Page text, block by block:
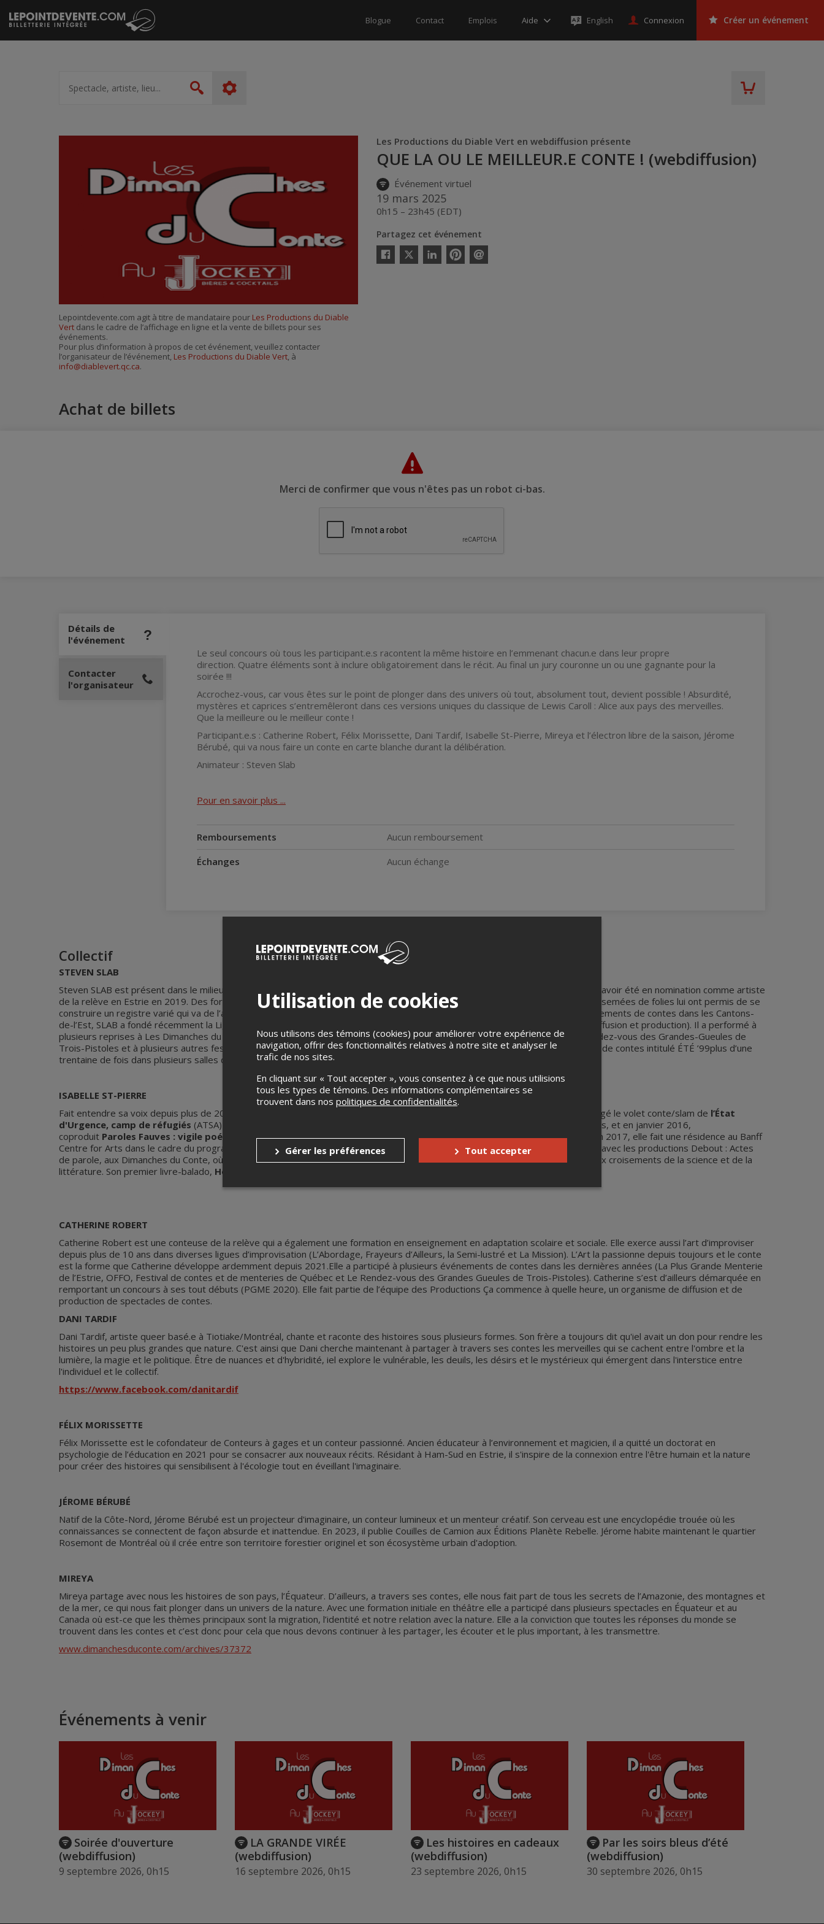
Passer
au
contenu
Blogue Contact Emplois Aide English Connexion Créer un événement
artiste,
lieu...
Rechercher
Les Productions du Diable Vert en webdiffusion présente
QUE LA OU LE MEILLEUR.E CONTE ! (webdiffusion)
Événement virtuel
19 mars 2025
0h15 – 23h45 (EDT)
Partagez cet événement
Facebook
Twitter
LinkedinPinterestEnvoyer
Lepointdevente.com agit à titre de mandataire pour Les Productions du Diable
Vert dans le cadre de l’affichage en ligne et la vente de billets pour ses
événements.
Pour plus d’information à propos de cet événement, veuillez contacter
l’organisateur de l’événement, Les Productions du Diable Vert, à
info@diablevert.qc.ca.
Achat de billets
Merci de confirmer que vous n'êtes pas un robot ci-bas.
Détails de
l'événement
Le seul concours où tous les participant.e.s racontent la même histoire en l’emmenant chacun.e dans leur propre
direction. Quatre éléments sont à inclure obligatoirement dans le récit. Au final un jury couronne un ou une gagnante pour la
soirée !!!
Accrochez-vous, car vous êtes sur le point de plonger dans des univers où tout, absolument tout, devient possible ! Absurdité,
mystères et caprices s’entremêleront dans ces versions uniques du classique de Lewis Caroll : Alice aux pays des merveilles.
Que la meilleure ou le meilleur conte !
Participant.e.s : Catherine Robert, Félix Morissette, Dani Tardif, Isabelle St-Pierre, Mireya et l’électron libre de la saison, Jérome
Bérubé, qui va nous faire un conte en carte blanche durant la délibération.
Animateur : Steven Slab
Pour en savoir plus ...
Remboursements
Aucun remboursement
Échanges
Aucun échange
Contacter
l'organisateur
Collectif
STEVEN SLAB
Steven SLAB est présent dans le milieu du conte depuis 2016. Il a déjà remporté plusieurs concours à titre de conteur, en plus d’avoir été en nomination comme artiste
de la relève en Estrie en 2019. Des formations pratiques avec des légendes du milieu, du mentorat et plusieurs expériences parsemées de folies lui ont permis de se
construire un registre varié qui va de l’anecdote éclatée au conte traditionnel d’ici et d’ailleurs. Organisateur et animateur d’évènements de contes dans les Cantons-
de-l’Est, SLAB a fondé récemment la Ligue Mondiale de la Menterie et les Productions Ça commence à quelle heure (OBNL de diffusion et production). Il a performé à
plusieurs reprises à Les Dimanches du conte de Montréal, au Festilou (Festival de contes pour la jeunesse) de Montréal, au Rendez-vous des Grandes-Gueules de
Trois-Pistoles et à plusieurs autres festivals des arts de la parole dans la province. SLAB a aussi présenté son dernier spectacle de contes intitulé ÉTÉ ’99plus d’une
trentaine de fois dans plusieurs salles de spectacle à travers le Québec.
ISABELLE ST-PIERRE
Fait entendre sa voix depuis plus de 20 ans (poésie, slam, conte) au Canada et en France. Artiste engagée, elle a notamment dirigé le volet conte/slam de l’État
d'Urgence, camp de réfugiés (ATSA) de 2005 à 2010, invitant plus d’une vingtaine d’artistes et donnant la parole aux sans-abris, et en janvier 2016,
coproduit Paroles Fauves : vigile poétique contre la violence faite aux femmes autochtones,à la librairie Port de Tête
En 2017, elle fait une résidence au Banff
Centre for Arts dans le cadre du programme de
Spoken Word. Depuis 2018, elle dirige la série desCabarets Poésie All-Star
, avec les productions Debout : Actes
de parole, aux Dimanches du Conte, où on l’a consacréeÉlectron Librede la saison 2022-2023 et s’intéresse de plus en plus aux croisements de la science et de la
littérature. Son premier livre-balado, Hôtel Matagami
CATHERINE ROBERT
Catherine Robert est une conteuse de la relève qui a également une formation en enseignement en adaptation scolaire et sociale. Elle exerce aussi l’art d’improviser
depuis plus de 10 ans dans diverses ligues d’improvisation (L’Abordage, Frayeurs d’Ailleurs, la Semi-lustré et La Mission). L’Art la passionne depuis toujours et le conte
est la forme que Catherine développe ardemment depuis 2021.Elle a participé à plusieurs événements de contes dans les dernières années (La Plus Grande Menterie
de l’Estrie, OFFO, Festival de contes et de menteries de Québec et Le Rendez-vous des Grandes Gueules de Trois-Pistoles). Catherine s’est d’ailleurs démarquée en
remportant un concours à ses tout débuts (PGME 2020). Elle fait partie de l’équipe des Productions Ça commence à quelle heure, un organisme de diffusion et de
production de spectacles de contes.
DANI TARDIF
Dani Tardif, artiste queer basé.e à Tiotiake/Montréal, chante et raconte des histoires sous plusieurs formes. Son frère a toujours dit qu'iel avait un don pour rendre les
histoires un peu plus grandes que nature. C'est ainsi que Dani cherche maintenant à partager à travers ses contes les merveilles qui se cachent entre l'ombre et la
lumière, la magie et le politique. Être de nuances et d'hybridité, iel explore le vulnérable, les deuils, les désirs et le mystérieux qui émergent dans l'interstice entre
l'individuel et le collectif.
https://www.facebook.com/danitardif
FÉLIX MORISSETTE
Félix Morissette est le cofondateur de Conteurs à gages et un conteur passionné. Ancien éducateur à l’environnement et magicien, il a quitté un doctorat en
psychologie de l’éducation en 2021 pour se consacrer aux nouveaux récits. Résidant à Ham-Sud en Estrie, il s'inspire de la connexion entre l'être humain et la nature
pour créer des histoires qui sensibilisent à l'écologie tout en éveillant l'imaginaire.
JÉROME BÉRUBÉ
Natif de la Côte-Nord, Jérome Bérubé est un projecteur d'imaginaire, un conteur lumineux et un menteur créatif. Son cerveau est une encyclopédie trouée où les
connaissances se connectent de façon absurde et inattendue. En 2023, il publie Couilles de Camion aux Éditions Planète Rebelle. Jérome habite maintenant le quartier
Rosemont de Montréal où il crée entre son territoire forestier originel et son écosystème urbain d'adoption.
MIREYA
Mireya partage avec nous les histoires de son pays, l’Équateur. D’ailleurs, a travers ses contes, elle nous fait part de tous les secrets de l’Amazonie, des montagnes et
de la mer, ce qui nous fait plonger dans un univers de la nature. Avec une formation initiale en théâtre elle a participé dans plusieurs spectacles en Équateur et au
Canada où est-ce que les thèmes principaux sont la migration, l’identité et notre relation avec la nature. Elle a la conviction que toutes les réponses du monde se
trouvent dans les contes et c’est donc pour cela que nous devons continuer à les partager, les écouter et le plus important, à les transmettre.
www.dimanchesduconte.com/archives/37372
Événements à venir
Soirée d'ouverture
(webdiffusion)
9 septembre 2026, 0h15
LA GRANDE VIRÉE
(webdiffusion)
16 septembre 2026, 0h15
Les histoires en cadeaux
(webdiffusion)
23 septembre 2026, 0h15
Par les soirs bleus d’été
(webdiffusion)
30 septembre 2026, 0h15
Utilisation de cookies
Nous utilisons des témoins (cookies) pour améliorer votre expérience de
navigation, offrir des fonctionnalités relatives à notre site et analyser le
trafic de nos sites.
En cliquant sur « Tout accepter », vous consentez à ce que nous utilisions
tous les types de témoins. Des informations complémentaires se
trouvent dans nos politiques de confidentialités.
Gérer les préférences Tout accepter